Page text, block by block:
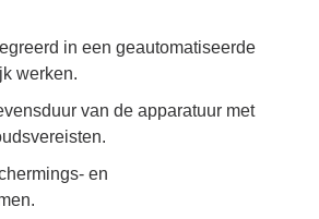
in een geautomatiseerde
werken.
van de apparatuur met
en